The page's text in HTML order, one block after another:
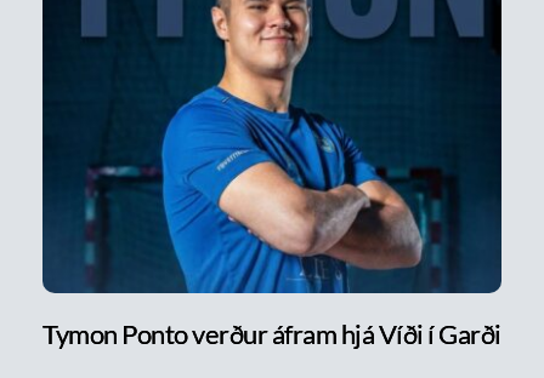
Tymon Ponto verður áfram hjá Víði í Garði